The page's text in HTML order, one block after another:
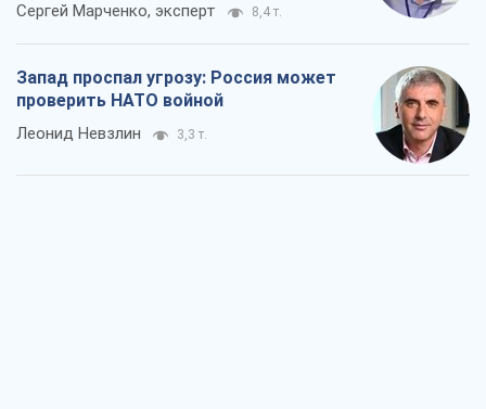
Сергей Марченко, эксперт 8,4 т.
Запад проспал угрозу: Россия может
проверить НАТО войной
Леонид Невзлин 3,3 т.